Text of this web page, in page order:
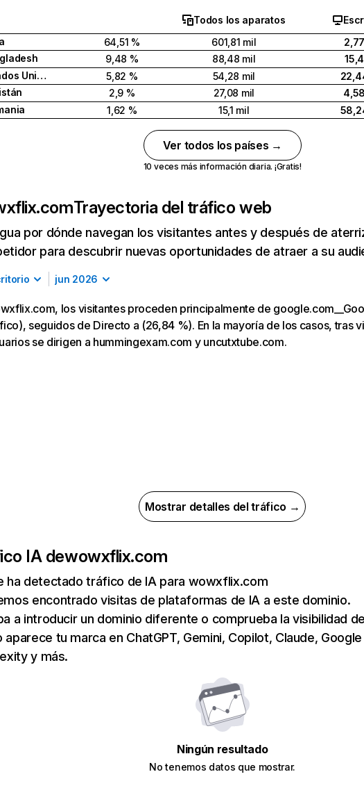
Todos los aparatos
64,51 % 601,81 mil
9,48 % 88,48 mil
Estados Unidos
5,82 % 54,28 mil
2,9 % 27,08 mil
1,62 % 15,1 mil
Ver todos los países →
10 veces más información diaria. ¡Gratis!
Trayectoria del tráfico web
por dónde navegan los visitantes antes y después de
para descubrir nuevas oportunidades de atraer a su
jun 2026
los visitantes proceden principalmente de
seguidos de Directo a (26,84 %). En la mayoría de los casos, tras
se dirigen a hummingexam.com y uncutxtube.com.
Mostrar detalles del tráfico →
IA dewowxflix.com
ha detectado tráfico de IA para wowxflix.com
encontrado visitas de plataformas de IA a este dominio.
a introducir un dominio diferente o comprueba la visibilidad
aparece tu marca en ChatGPT, Gemini, Copilot, Claude,
y más.
Ningún resultado
No tenemos datos que mostrar.